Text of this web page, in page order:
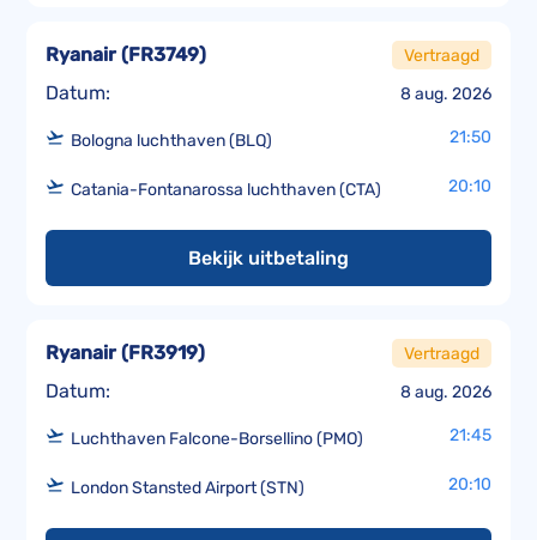
Datum: 8 aug. 2026
Ryanair(FR3749) Vertraagd
Bologna luchthaven (BLQ) 21:50
Catania-Fontanarossa luchthaven (CTA) 20:10
Bekijk uitbetaling
Datum: 8 aug. 2026
Ryanair(FR3919) Vertraagd
Luchthaven Falcone-Borsellino (PMO) 21:45
London Stansted Airport (STN) 20:10